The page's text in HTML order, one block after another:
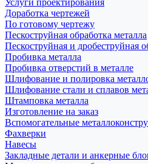
Услуги проектирования
Доработка чертежей
По готовому чертежу
Пескоструйная обработка металла
Пескоструйная и дробеструйная
Пробивка металла
Пробивка отверстий в металле
Шлифование и полировка
Шлифование стали и сплавов
Штамповка металла
Изготовление на заказ
Вспомогательные
Фахверки
Навесы
Закладные детали и анкерные